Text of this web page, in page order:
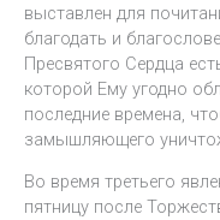
выставлен для
благодать и
Пресвятого Сердца
которой Ему угодно
последние времена,
замышляющего
Во время третьего
пятницу после